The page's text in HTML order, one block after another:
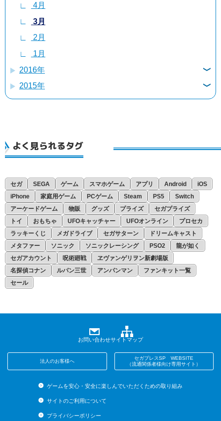
1月
2月
1月
3月
2月
1月
4月
3月
2月
1月
2016年
12月
11月
8月
6月
5月
4月
3月
2月
1月
2015年
12月
9月
よく見られるタグ
セガ SEGA ゲーム スマホゲーム アプリ Android
iOS
iPhone
家庭用ゲーム PCゲーム Steam PS5
Switch
アーケードゲーム
物販 グッズ プライズ
セガプライズ
トイ
おもちゃ UFOキャッチャー UFOオンライン
プロセカ
ラッキーくじ
メガドライブ セガサターン
ドリームキャスト
メタファー
ソニック ソニックレーシング PSO2
龍が如く
セガアカウント
呪術廻戦
ヱヴァンゲリヲン新劇場版
名探偵コナン
ルパン三世 アンパンマン
ファンキット一覧
セール
お問い合わせサイトマップ
法人のお客様へ
セガプレスSP WEBSITE
（流通関係者様向け専用サイト）
ゲームを安心・安全に楽しんでいただくための取り組み
サイトのご利用について
プライバシーポリシー